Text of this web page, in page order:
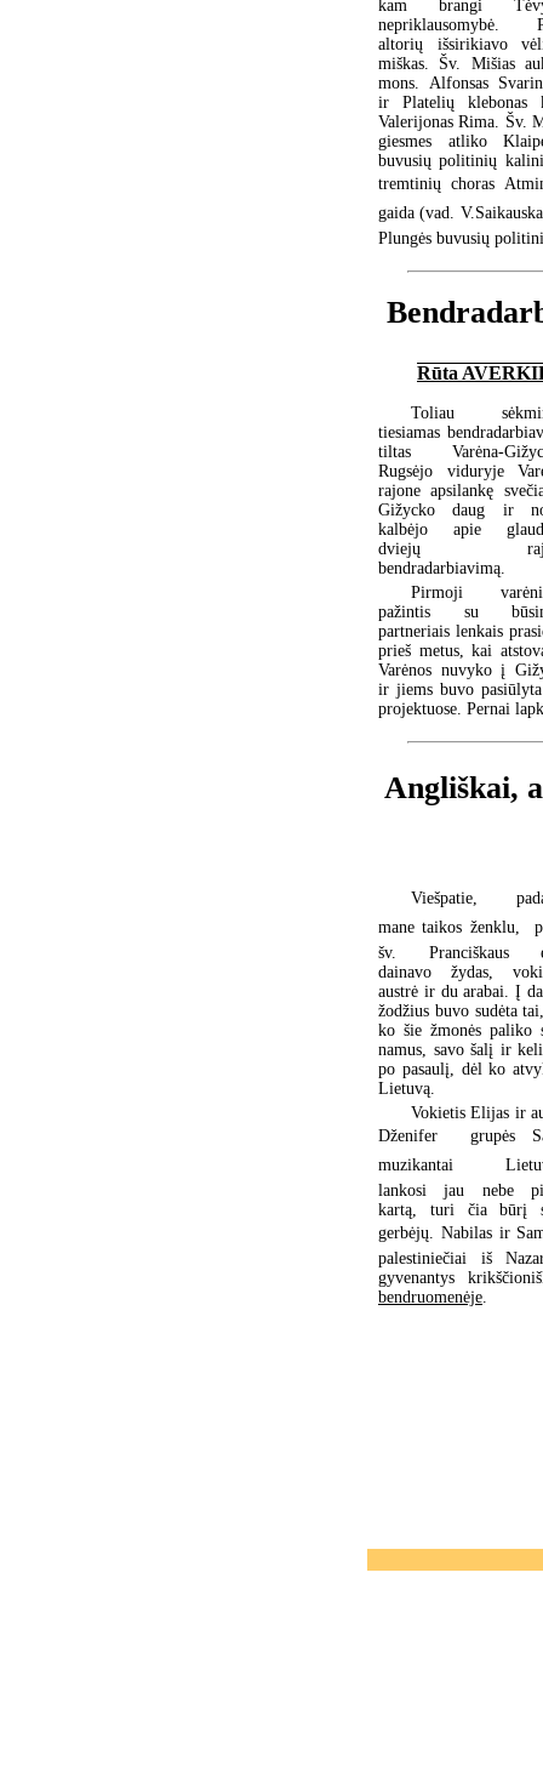
kam brangi
nepriklausomybė.
altorių išsirikiavo
miškas. Šv. Mišias
mons. Alfonsas
ir Platelių klebonas
Valerijonas Rima. Šv.
giesmes atliko
buvusių politinių
tremtinių choras
gaida (vad.
Plungės buvusių
Rūta
Toliau
tiesiamas
tiltas Varėna-
Rugsėjo viduryje
rajone apsilankę
Gižycko daug ir
kalbėjo apie
dviejų
bendradarbiavimą.
Pirmoji
pažintis su
partneriais lenkais
prieš metus, kai
Varėnos nuvyko į
ir jiems buvo
projektuose. Pernai
Angliškai,
Viešpatie,
mane taikos ženklu, 
šv. Pranciškaus
dainavo žydas,
austrė ir du arabai. Į
žodžius buvo sudėta
ko šie žmonės paliko
namus, savo šalį ir
po pasaulį, dėl ko
Lietuvą.
Vokietis Elijas ir
Dženifer  grupės
muzikantai 
lankosi jau nebe
kartą, turi čia būrį
gerbėjų. Nabilas ir
palestiniečiai iš
gyvenantys
bendruomenėje